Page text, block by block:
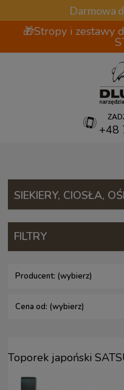
Darmowa
🎁Stropy i zestawy
+48
SIEKIERY, CIOSŁA,
FILTRY
Producent: (wybierz)
Cena od: (wybierz)
Toporek japoński